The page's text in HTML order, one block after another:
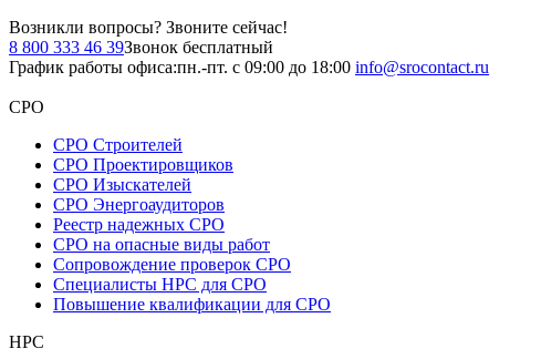
Возникли вопросы? Звоните сейчас!
8 800 333 46 39Звонок бесплатный
График работы офиса:пн.-пт. с 09:00 до 18:00 info@srocontact.ru
СРО
СРО Строителей
СРО Проектировщиков
СРО Изыскателей
СРО Энергоаудиторов
Реестр надежных СРО
СРО на опасные виды работ
Сопровождение проверок СРО
Специалисты НРС для СРО
Повышение квалификации для СРО
НРС